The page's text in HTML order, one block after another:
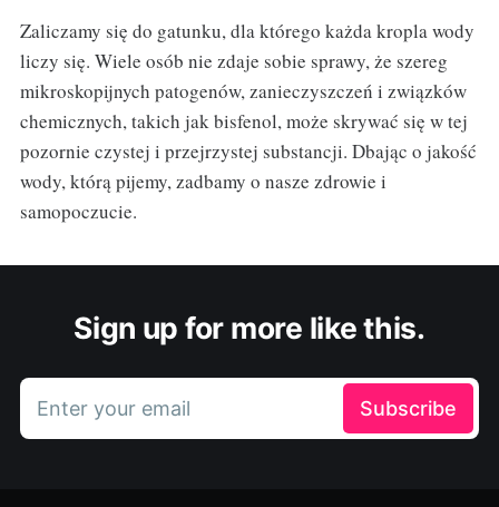
Zaliczamy się do gatunku, dla którego każda kropla wody
liczy się. Wiele osób nie zdaje sobie sprawy, że szereg
mikroskopijnych patogenów, zanieczyszczeń i związków
chemicznych, takich jak bisfenol, może skrywać się w tej
pozornie czystej i przejrzystej substancji. Dbając o jakość
wody, którą pijemy, zadbamy o nasze zdrowie i
samopoczucie.
Sign up for more like this.
Enter your email Subscribe